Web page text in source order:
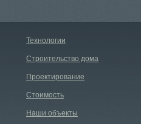
Технологии
Строительство дома
Проектирование
Стоимость
Наши объекты